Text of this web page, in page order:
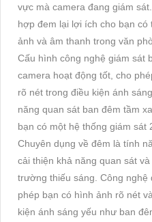
vực mà camera đang giám
hợp đem lại lợi ích cho bạn
ảnh và âm thanh trong văn
Cấu hình công nghệ giám sát
camera hoạt động tốt, cho
rõ nét trong điều kiện ánh
năng quan sát ban đêm tầm
bạn có một hệ thống giám sát
Chuyên dụng về đêm là tính
cải thiện khả năng quan sát
trường thiếu sáng. Công
phép bạn có hình ảnh rõ nét
kiện ánh sáng yếu như ban